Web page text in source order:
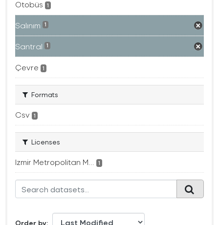
Otobüs 1
Salınım 1
Santral 1
Çevre 1
Formats
Csv 1
Licenses
Izmir Metropolitan M... 1
Order by